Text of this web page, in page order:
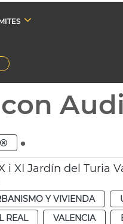
.
i XI Jardín del Turia
Y VIVIENDA
REAL VALENCIA